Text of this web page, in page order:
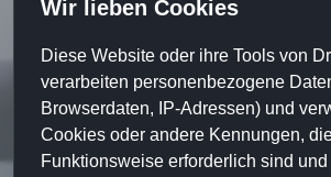
Wir lieben Cookies
Diese Website oder ihre Tools von
verarbeiten personenbezogene
Browserdaten, IP-Adressen) und
Cookies oder andere Kennungen,
Funktionsweise erforderlich sind